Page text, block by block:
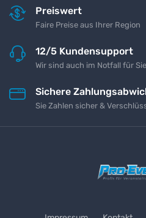
Preiswert
Faire Preise aus Ihrer Region
12/5 Kundensupport
Wir sind auch im Notfall für
Sichere
Sie Zahlen sicher &